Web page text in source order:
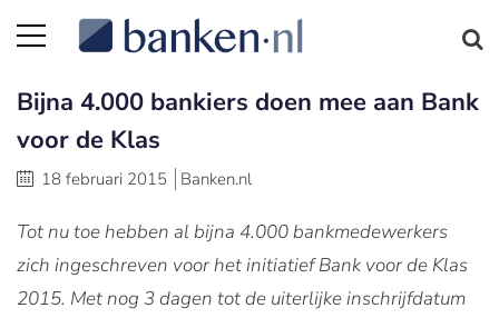
Bijna 4.000 bankiers doen mee aan Bank
voor de Klas
18 februari 2015 Banken.nl
Tot nu toe hebben al bijna 4.000 bankmedewerkers
zich ingeschreven voor het initiatief Bank voor de Klas
2015. Met nog 3 dagen tot de uiterlijke inschrijfdatum